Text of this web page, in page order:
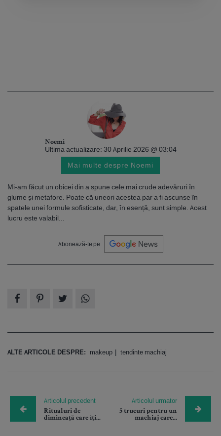
Noemi
Ultima actualizare: 30 Aprilie 2026 @ 03:04
Mai multe despre Noemi
Mi-am făcut un obicei din a spune cele mai crude adevăruri în
glume și metafore. Poate că uneori acestea par a fi ascunse în
spatele unei formule sofisticate, dar, în esență, sunt simple. Acest
lucru este valabil...
Abonează-te pe
ALTE ARTICOLE DESPRE: makeup tendinte machiaj
Articolul precedent
Ritualuri de
dimineață care îți...
Articolul urmator
5 trucuri pentru un
machiaj care...